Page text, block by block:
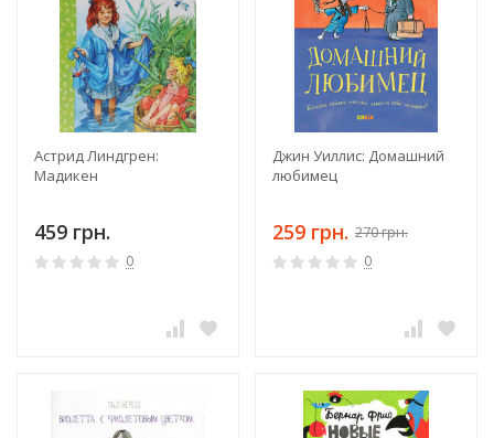
Астрид Линдгрен:
Мадикен
459 грн.
0
Джин Уиллис: Домашний
любимец
259 грн. 270 грн.
0